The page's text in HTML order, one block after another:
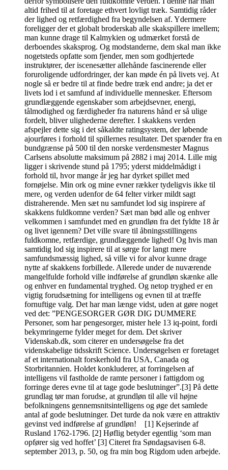
altid frihed til at foretage ethvert lovligt træk. Samtidig råder
der lighed og retfærdighed fra begyndelsen af. Ydermere
foreligger der et globalt broderskab alle skakspillere imellem;
man kunne drage til Kalmykien og udmærket forstå de
derboendes skaksprog. Og modstanderne, dem skal man ikke
nogetsteds opfatte som fjender, men som godhjertede
instruktører, der iscenesætter allehånde fascinerende eller
foruroligende udfordringer, der kan møde én på livets vej. At
nogle så er bedre til at finde bedre træk end andre; ja det er
livets lod i et samfund af individuelle mennesker. Eftersom
grundlæggende egenskaber som arbejdsevner, energi,
tålmodighed og færdigheder fra naturens hånd er så ulige
fordelt, bliver ulighederne derefter. I skakkens verden
afspejler dette sig i det såkaldte ratingsystem, der løbende
ajourføres i forhold til spillernes resultater. Det spænder fra en
bundgrænse på 500 til den norske verdensmester Magnus
Carlsens absolutte maksimum på 2882 i maj 2014. Lille mig
ligger i skrivende stund på 1795; yderst middelmådigt i
forhold til, hvor mange år jeg har dyrket spillet med
fornøjelse. Min ork og mine evner rækker tydeligvis ikke til
mere, og verden udenfor de 64 felter virker mildt sagt
distraherende. Men sæt nu samfundet lod sig inspirere af
skakkens fuldkomne verden? Sæt man bød alle og enhver
velkommen i samfundet med en grundløn fra det fyldte 18 år
og livet igennem? Det ville svare til åbningsstillingens
fuldkomne, retfærdige, grundlæggende lighed! Og hvis man
samtidig lod sig inspirere til at sørge for langt mere
samfundsmæssig lighed, så ville vi for alvor kunne drage
nytte af skakkens forbillede. Allerede under de nuværende
mangelfulde forhold ville indførelse af grundløn skænke alle
og enhver en fundamental tryghed. Og netop tryghed er en
vigtig forudsætning for intelligens og evnen til at træffe
fornuftige valg. Det har man længe vidst, uden at gøre noget
ved det: ”PENGESORGER GØR DIG DUMMERE
Personer, som har pengesorger, mister hele 13 iq-point, fordi
bekymringerne fylder meget for dem. Det skriver
Videnskab.dk, som citerer en undersøgelse fra det
videnskabelige tidsskrift Science. Undersøgelsen er foretaget
af et internationalt forskerhold fra USA, Canada og
Storbritannien. Holdet konkluderer, at forringelsen af
intelligens vil fastholde de ramte personer i fattigdom og
forringe deres evne til at tage gode beslutninger”.[3] På dette
grundlag tør man forudse, at grundløn til alle vil højne
befolkningens gennemsnitsintelligens og øge det samlede
antal af gode beslutninger. Det turde da nok være en attraktiv
gevinst ved indførelse af grundløn! [1] Kejserinde af
Rusland 1762-1796. [2] Høflig betyder egentlig ‘som man
opfører sig ved hoffet’ [3] Citeret fra Søndagsavisen 6-8.
september 2013, p. 50, og fra min bog Rigdom uden arbejde.